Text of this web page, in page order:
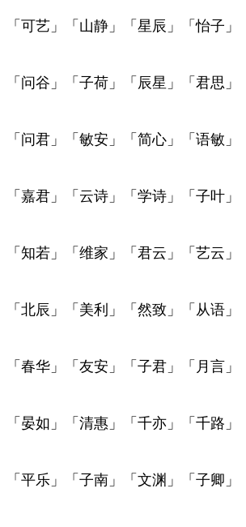
「可艺」「山静」「星辰」「怡子」
「问谷」「子荷」「辰星」「君思」
「问君」「敏安」「简心」「语敏」
「嘉君」「云诗」「学诗」「子叶」
「知若」「维家」「君云」「艺云」
「北辰」「美利」「然致」「从语」
「春华」「友安」「子君」「月言」
「晏如」「清惠」「千亦」「千路」
「平乐」「子南」「文渊」「子卿」